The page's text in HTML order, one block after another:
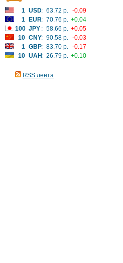
1 USD: 63.72 р. -0.09
1
EUR: 70.76 р. +0.04
100 JPY : 58.66 р. +0.05
10 CNY: 90.58 р. -0.03
1 GBP: 83.70 р. -0.17
10 UAH: 26.79 р. +0.10
RSS лента